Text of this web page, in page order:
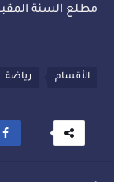
مطلع السنة
الأقسام رياضة